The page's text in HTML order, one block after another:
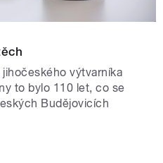
výtvarníka
to bylo 110 let, co se
Budějovicích